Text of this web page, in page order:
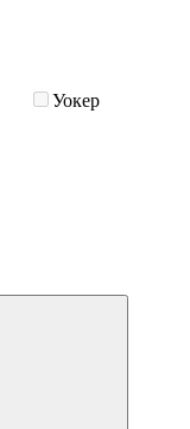
Уокер